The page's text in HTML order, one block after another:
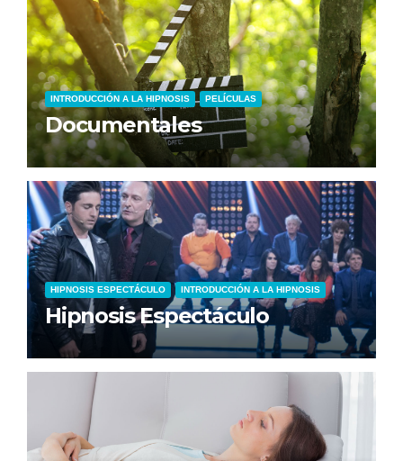
INTRODUCCIÓN A LA HIPNOSIS PELÍCULAS
Documentales
HIPNOSIS ESPECTÁCULO INTRODUCCIÓN A LA HIPNOSIS
Hipnosis Espectáculo